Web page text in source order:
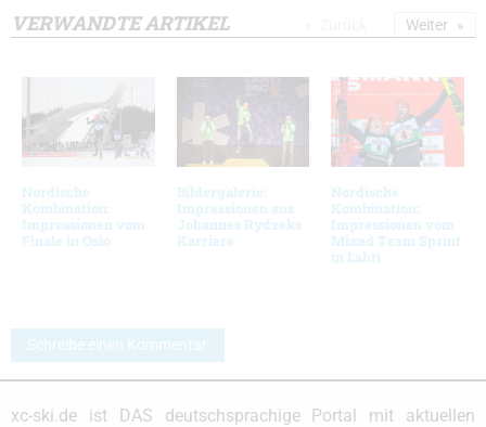
VERWANDTE ARTIKEL
Nordische
Kombination:
Impressionen vom
Finale in Oslo
Bildergalerie:
Impressionen aus
Johannes Rydzeks
Karriere
Nordische
Kombination:
Impressionen vom
Mixed Team Sprint
in Lahti
Weiter
Schreibe einen Kommentar
xc-ski.de ist DAS deutschsprachige Portal mit aktuellen